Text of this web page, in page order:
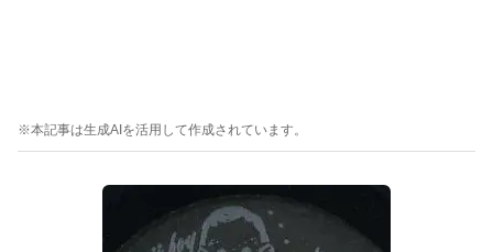
※本記事は生成AIを活用して作成されています。